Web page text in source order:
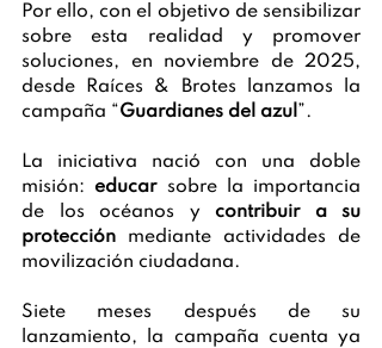
Por ello, con el objetivo de sensibilizar
sobre esta realidad y promover
soluciones, en noviembre de 2025,
desde Raíces & Brotes lanzamos la
campaña “Guardianes del azul ”.
La iniciativa nació con una doble
misión: educar sobre la importancia
de los océanos y contribuir a su
protección mediante actividades de
movilización ciudadana.
Siete meses después de su
lanzamiento, la campaña cuenta ya